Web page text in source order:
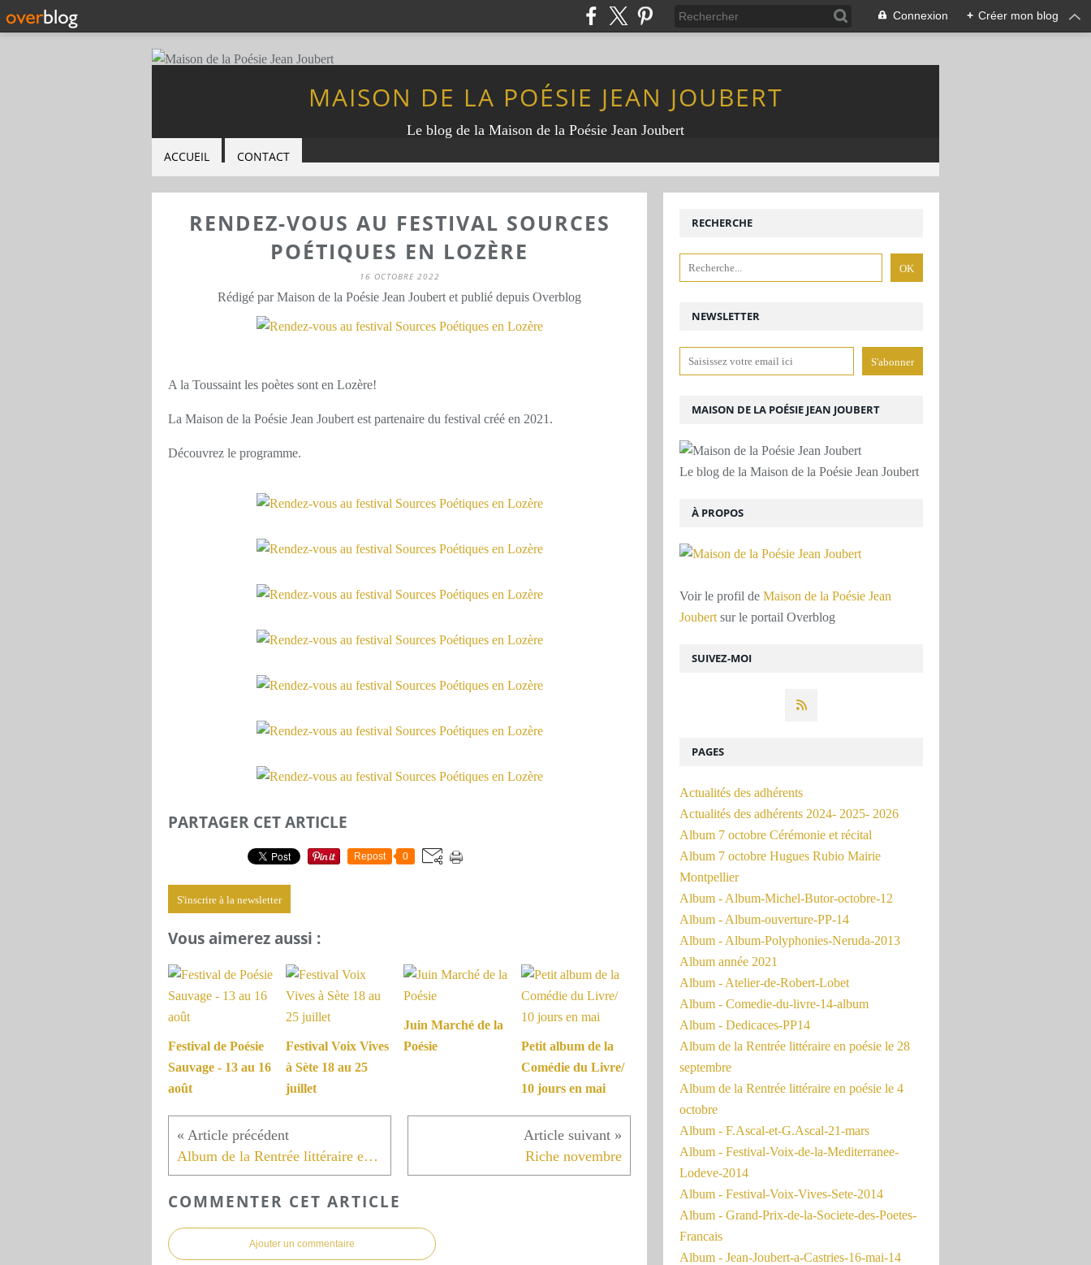
Connexion + Créer mon blog
MAISON DE LA POÉSIE JEAN JOUBERT
Le blog de la Maison de la Poésie Jean Joubert
ACCUEIL CONTACT
RENDEZ-VOUS AU FESTIVAL SOURCES
POÉTIQUES EN LOZÈRE
16 OCTOBRE 2022
Rédigé par Maison de la Poésie Jean Joubert et publié depuis Overblog
A la Toussaint les poètes sont en Lozère!
La Maison de la Poésie Jean Joubert est partenaire du festival créé en 2021.
Découvrez le programme.
PARTAGER CET ARTICLE
Repost 0
S'inscrire à la newsletter
Vous aimerez aussi :
Festival de Poésie
Sauvage - 13 au 16
août
Festival Voix Vives
à Sète 18 au 25
juillet
Juin Marché de la
Poésie
Petit album de la
Comédie du Livre/
10 jours en mai
Album de la Rentrée littéraire en poésie Riche novembre
COMMENTER CET ARTICLE
Ajouter un commentaire
NEWSLETTER
SUIVEZ-MOI
RECHERCHE
MAISON DE LA POÉSIE JEAN JOUBERT
Le blog de la Maison de la Poésie Jean Joubert
À PROPOS
Voir le profil de Maison de la Poésie Jean
Joubert sur le portail Overblog
PAGES
Actualités des adhérents
Actualités des adhérents 2024- 2025- 2026
Album 7 octobre Cérémonie et récital
Album 7 octobre Hugues Rubio Mairie
Montpellier
Album - Album-Michel-Butor-octobre-12
Album - Album-ouverture-PP-14
Album - Album-Polyphonies-Neruda-2013
Album année 2021
Album - Atelier-de-Robert-Lobet
Album - Comedie-du-livre-14-album
Album - Dedicaces-PP14
Album de la Rentrée littéraire en poésie le 28
septembre
Album de la Rentrée littéraire en poésie le 4
octobre
Album - F.Ascal-et-G.Ascal-21-mars
Album - Festival-Voix-de-la-Mediterranee-
Lodeve-2014
Album - Festival-Voix-Vives-Sete-2014
Album - Grand-Prix-de-la-Societe-des-Poetes-
Francais
Album - Jean-Joubert-a-Castries-16-mai-14